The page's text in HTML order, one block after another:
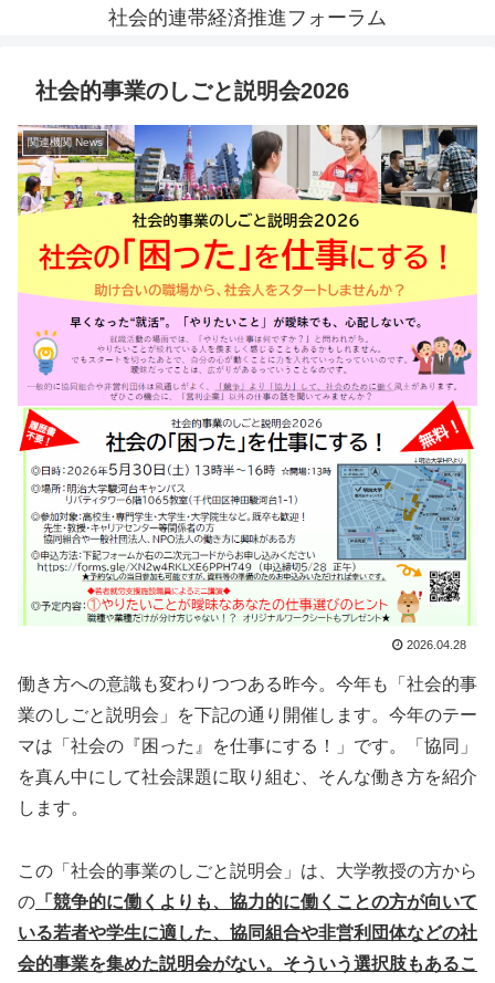
社会的連帯経済推進フォーラム
社会的事業のしごと説明会2026
関連機関 News
2026.04.28
働き方への意識も変わりつつある昨今。今年も「社会的事
業のしごと説明会」を下記の通り開催します。今年のテー
マは「社会の『困った』を仕事にする！」です。「協同」
を真ん中にして社会課題に取り組む、そんな働き方を紹介
します。
この「社会的事業のしごと説明会」は、大学教授の方から
の 「競争的に働くよりも、協力的に働くことの方が向いて
いる若者や学生に適した、協同組合や非営利団体などの社
会的事業を集めた説明会がない。そういう選択肢もあるこ